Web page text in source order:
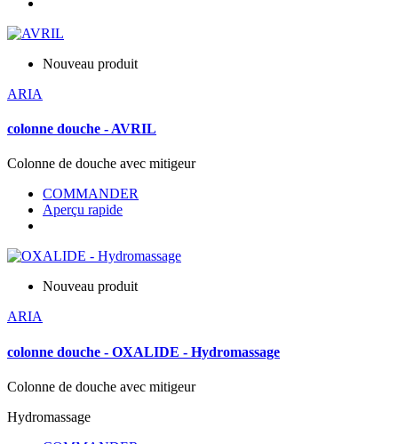
Nouveau produit
ARIA
colonne douche - AVRIL
Colonne de douche avec mitigeur
COMMANDER
Aperçu rapide
Nouveau produit
ARIA
colonne douche - OXALIDE - Hydromassage
Colonne de douche avec mitigeur
Hydromassage